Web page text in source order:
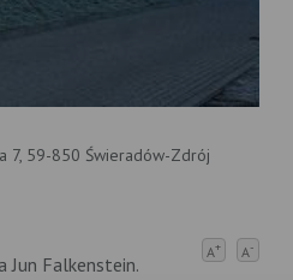
7, 59-850 Świeradów-Zdrój
A+ A-
Jun Falkenstein.